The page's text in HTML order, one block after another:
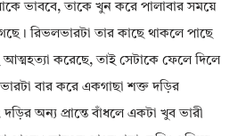
ভাববে, তাকে খুন করে পালাবার সময়ে
রিভলভারটা তার কাছে থাকলে পাছে
আত্মহত্যা করেছে, তাই সেটাকে ফেলে দিলে
বার করে একগাছা শক্ত দড়ির
অন্য প্রান্তে বাঁধলে একটা খুব ভারী